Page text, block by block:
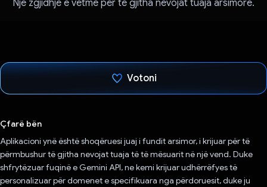
Një zgjidhje e vetme për të gjitha nevojat tuaja arsimore.
Votoni
Çfarë bën
Aplikacioni ynë është shoqëruesi juaj i fundit arsimor, i krijuar për të
përmbushur të gjitha nevojat tuaja të të mësuarit në një vend. Duke
shfrytëzuar fuqinë e Gemini API, ne kemi krijuar udhërrëfyes të
personalizuar për domenet e specifikuara nga përdoruesit, duke ju